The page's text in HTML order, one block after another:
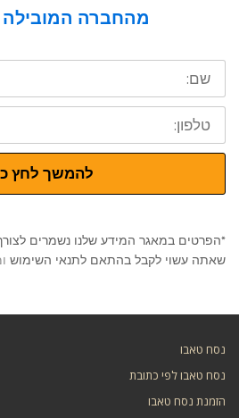
מהחברה
שם:
טלפון:
להמשך לחץ
*הפרטים במאגר המידע שלנו נשמרים
שאתה עשוי לקבל בהתאם לתנאי השימוש
נסח טאבו
נסח טאבו לפי כתובת
הזמנת נסח טאבו